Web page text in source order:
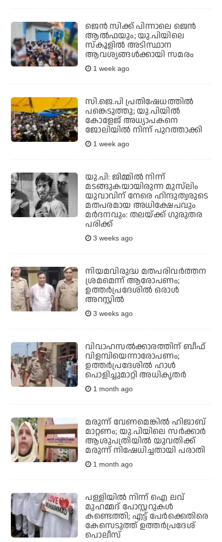
ജെന്‍ സിക്ക് പിന്നാലെ ജെന്‍
ആല്‍ഫയും; യു.പിയിലെ
സ്‌കൂളില്‍ അടിസ്ഥാന
ആവശ്യങ്ങള്‍ക്കായി സമരം
1 week ago
സി.ജെ.പി പ്രതിഷേധത്തില്‍
പങ്കെടുത്തു; യു.പിയില്‍
കോളേജ് അധ്യാപകനെ
ജോലിയില്‍ നിന്ന് പുറത്താക്കി
1 week ago
യു.പി: ജിമ്മില്‍ നിന്ന്
മടങ്ങുകയായിരുന്ന മുസ്‌ലിം
യുവാവിന് നേരെ ഹിന്ദുത്വരുടെ
മതപരമായ അധിക്ഷേപവും
മര്‍ദനവും: തലയ്ക്ക് ഗുരുതര
പരിക്ക്
3 weeks ago
നിയമവിരുദ്ധ മതപരിവര്‍ത്തന
ശ്രമമെന്ന് ആരോപണം;
ഉത്തര്‍പ്രദേശില്‍ ഒരാള്‍
അറസ്റ്റില്‍
3 weeks ago
വിവാഹസല്‍ക്കാരത്തിന് ബീഫ്
വിളമ്പിയെന്നാരോപണം;
ഉത്തര്‍പ്രദേശില്‍ ഹാള്‍
പൊളിച്ചുമാറ്റി അധികൃതര്‍
1 month ago
മരുന്ന് വേണമെങ്കില്‍ ഹിജാബ്
മാറ്റണം; യു.പിയിലെ സര്‍ക്കാര്‍
ആശുപത്രിയില്‍ യുവതിക്ക്
മരുന്ന് നിഷേധിച്ചതായി പരാതി
1 month ago
പള്ളിയില്‍ നിന്ന് ഐ ലവ്
മുഹമ്മദ് പോസ്റ്ററുകള്‍
കണ്ടെത്തി; എട്ട് പേര്‍ക്കെതിരെ
കേസെടുത്ത് ഉത്തര്‍പ്രദേശ്
പൊലീസ്